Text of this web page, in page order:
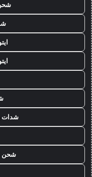
شحن
شدات
شحن